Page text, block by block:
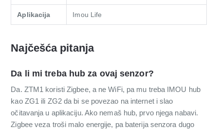
Aplikacija Imou Life
Najčešća pitanja
Da li mi treba hub za ovaj senzor?
Da. ZTM1 koristi Zigbee, a ne WiFi, pa mu treba IMOU hub
kao ZG1 ili ZG2 da bi se povezao na internet i slao
očitavanja u aplikaciju. Ako nemaš hub, prvo njega nabavi.
Zigbee veza troši malo energije, pa baterija senzora dugo